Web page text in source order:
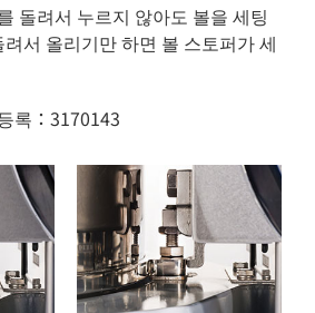
돌려서 누르지 않아도 볼을 세팅
서 올리기만 하면 볼 스토퍼가 세
：3170143